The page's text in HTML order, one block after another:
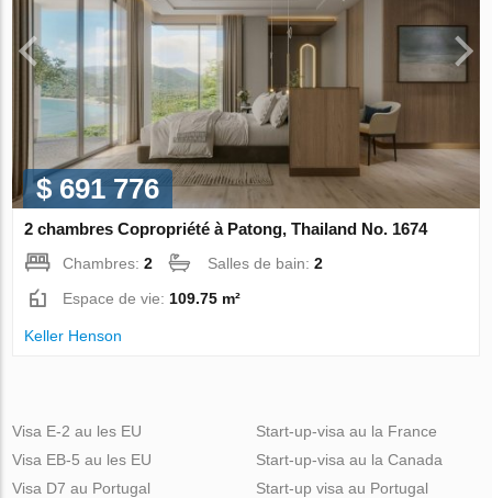
$ 691 776
2 chambres Copropriété à Patong, Thailand No. 1674
Chambres:2 Salles de bain:2
Espace de vie: 109.75 m²
Keller Henson
Visa E-2 au les EU
Visa EB-5 au les EU
Visa D7 au Portugal
Start-up-visa au la France
Start-up-visa au la Canada
Start-up visa au Portugal